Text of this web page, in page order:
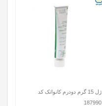
ژل 15 گرم دودرم کانواتک کد
187990